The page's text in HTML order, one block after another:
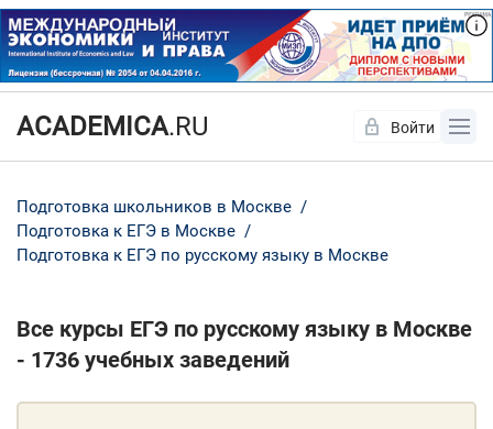
ACADEMICA.RU Войти
Подготовка школьников в Москве
Подготовка к ЕГЭ в Москве
Подготовка к ЕГЭ по русскому языку в Москве
Все курсы ЕГЭ по русскому языку в Москве
- 1736 учебных заведений
Да Нет